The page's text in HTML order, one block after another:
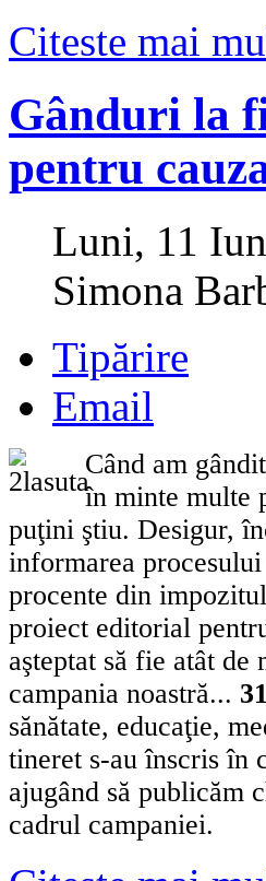
Citeste mai
Gânduri la
pentru
Luni, 11
Simona
Tipărire
Email
Când am
în minte multe
puţini ştiu. Desigur,
informarea
procente din
proiect editorial
aşteptat să fie atât
campania noastră...
sănătate, educaţie,
tineret s-au înscris în
ajugând să publicăm
cadrul campaniei.